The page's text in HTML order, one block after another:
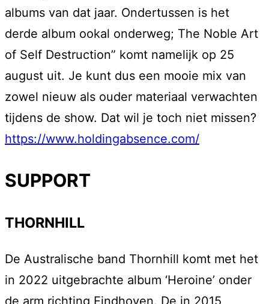
albums van dat jaar. Ondertussen is het
derde album ookal onderweg; The Noble Art
of Self Destruction” komt namelijk op 25
august uit. Je kunt dus een mooie mix van
zowel nieuw als ouder materiaal verwachten
tijdens de show. Dat wil je toch niet missen?
https://www.holdingabsence.com/
SUPPORT
THORNHILL
De Australische band Thornhill komt met het
in 2022 uitgebrachte album ‘Heroine’ onder